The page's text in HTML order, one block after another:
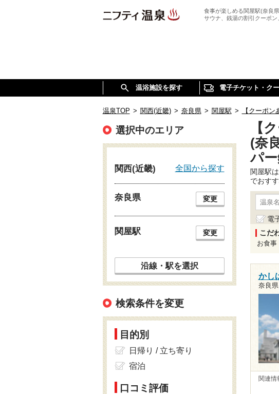
食事が楽しめる関屋駅(奈良
サウナ、銭湯の割引クーポ
温浴施設を探す 電子チケット・ク
温泉TOP > 関西(近畿) > 奈良県 > 関屋駅 > 【クーポ
【
(奈
パ
関屋駅
でおす
電
こだ
お食事
かし
奈良
関連情
選択中のエリア
関西(近畿) 全国から探す
奈良県 変更
関屋駅 変更
沿線・駅を選択
検索条件を変更
目的別
日帰り / 立ち寄り
宿泊
口コミ評価